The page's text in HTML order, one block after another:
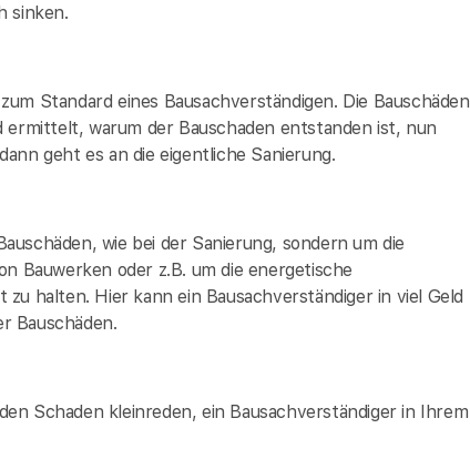
sinken.
Standard eines Bausachverständigen. Die Bauschäden
warum der Bauschaden entstanden ist, nun
geht es an die eigentliche Sanierung.
wie bei der Sanierung, sondern um die
Bauwerken oder z.B. um die energetische
halten. Hier kann ein Bausachverständiger in viel Geld
Bauschäden.
Schaden kleinreden, ein Bausachverständiger in Ihrem